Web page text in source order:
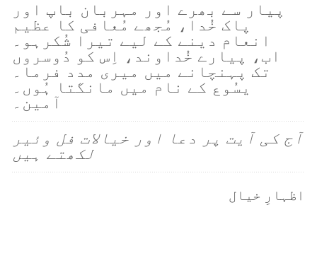
پیار سے بھرے اور مہربان باپ اور
پاک خُدا، مُجھے مُعافی کا عظیم
انعام دینے کے لیے تیرا شُکرہو۔
اب، پیارے خُداوند، اِس کو دُوسروں
تک پہنچانے میں میری مدد فرما۔
یسُوع کے نام میں مانگتا ہُوں۔
آمین۔
آج کی آیت پر دعا اور خیالات فل وئیر
لکھتے ہیں
اظہارِ خیال